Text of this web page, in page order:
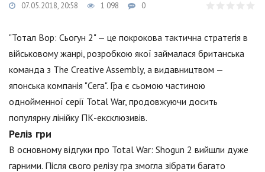
07.05.2018, 20:58 1 098 0
"Тотал Вор: Сьогун 2" — це покрокова тактична стратегія в
військовому жанрі, розробкою якої займалася британська
команда з The Creative Assembly, а видавництвом —
японська компанія "Сега". Гра є сьомою частиною
однойменної серії Total War, продовжуючи досить
популярну лінійку ПК-ексклюзивів.
Реліз гри
В основному відгуки про Total War: Shogun 2 вийшли дуже
гарними. Після свого релізу гра змогла зібрати багато